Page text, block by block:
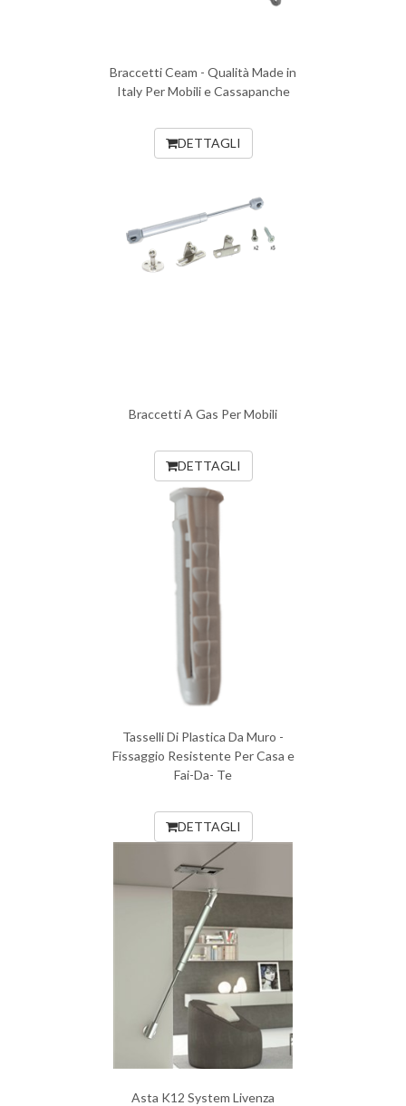
Braccetti Ceam - Qualità Made in
Italy Per Mobili e Cassapanche
DETTAGLI
Braccetti A Gas Per Mobili
DETTAGLI
Tasselli Di Plastica Da Muro -
Fissaggio Resistente Per Casa e
Fai-Da- Te
DETTAGLI
Asta K12 System Livenza